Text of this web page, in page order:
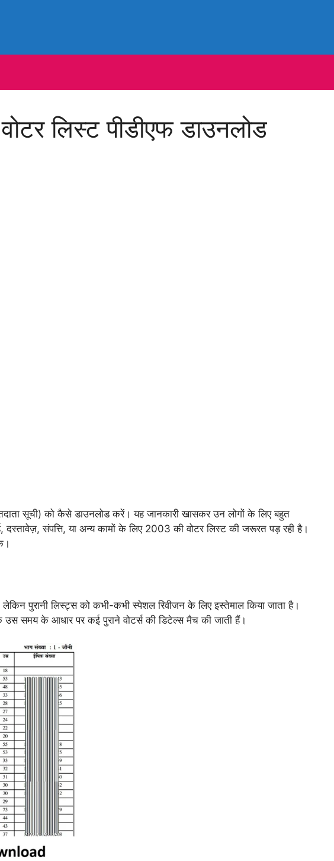
लिस्ट पीडीएफ डाउनलोड
सूची) को कैसे डाउनलोड करें। यह जानकारी खासकर उन लोगों के लिए बहुत
दस्तावेज़, संपत्ति, या अन्य कामों के लिए 2003 की वोटर लिस्ट की जरूरत पड़ रही है।
पुरानी लिस्ट्स को कभी-कभी स्पेशल रिवीजन के लिए इस्तेमाल किया जाता है।
समय के आधार पर कई पुराने वोटर्स की डिटेल्स मैच की जाती हैं।